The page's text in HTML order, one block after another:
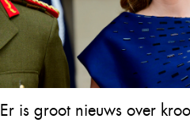
Er is groot nieuws over